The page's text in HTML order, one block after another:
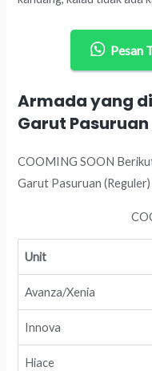
Pesan
Armada yang
Garut Pasuruan
COOMING SOON
Garut Pasuruan
Unit
Avanza/Xenia
Innova
Hiace